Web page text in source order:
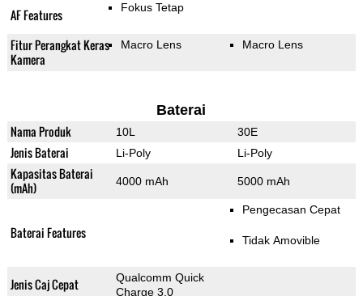
AF Features Fokus Tetap
Fitur Perangkat Keras
Kamera
Macro Lens Macro Lens
Baterai
Nama Produk 10L 30E
Jenis Baterai Li-Poly Li-Poly
Kapasitas Baterai
(mAh)
4000 mAh 5000 mAh
Baterai Features
Pengecasan Cepat
Tidak Amovible
Jenis Caj Cepat
Qualcomm Quick
Charge 3.0